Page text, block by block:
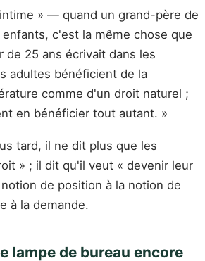
» — quand un grand-père de
c'est la même chose que
de 25 ans écrivait dans les
adultes bénéficient de la
comme d'un droit naturel ;
en bénéficier tout autant. »
tard, il ne dit plus que les
» ; il dit qu'il veut « devenir leur
de position à la notion de
à la demande.
lampe de bureau encore